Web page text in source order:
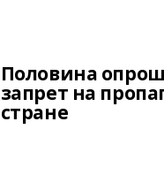
Половина
запрет на
стране